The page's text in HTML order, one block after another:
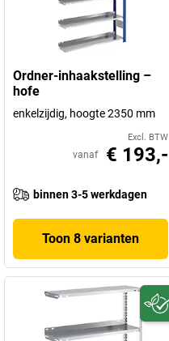
Ordner-inhaakstelling –
hofe
enkelzijdig, hoogte 2350 mm
Excl. BTW
vanaf € 193,-
binnen 3-5 werkdagen
Toon 8 varianten